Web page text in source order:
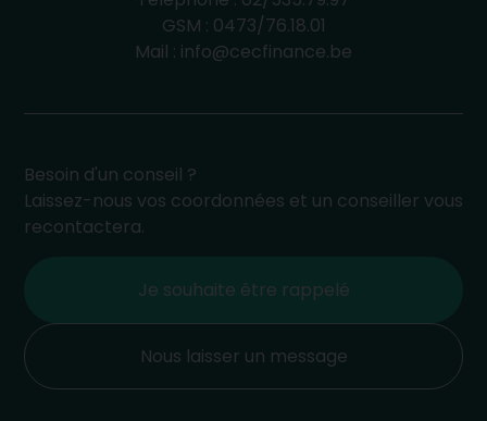
GSM : 0473/76.18.01
Mail : info@cecfinance.be
Besoin d'un conseil ?
Laissez-nous vos coordonnées et un conseiller vous
recontactera.
Je souhaite être rappelé
Nous laisser un message